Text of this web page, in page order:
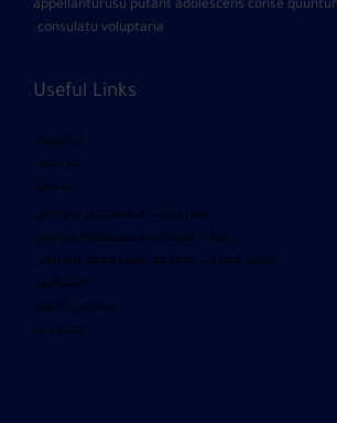
appellanturusu putant adolescens conse
consulatu voluptaria.
Useful Links
الرئيسية
من نحن
خدماتنا
شراء أثاث مستعمل بالرياض
شراء مكيفات مستعمله بالرياض
شراء معدات مطاعم مستعملة بالرياض
المقالات
معرض الصور
اتصل بنا